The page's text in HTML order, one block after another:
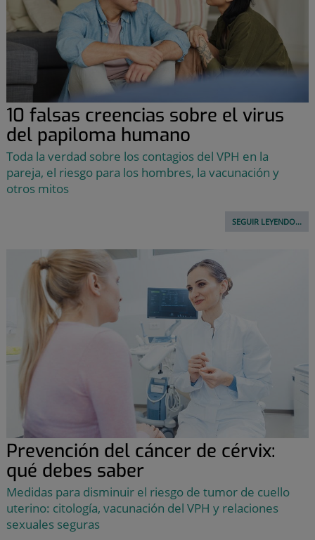
10 falsas creencias sobre el virus
del papiloma humano
Toda la verdad sobre los contagios del VPH en la
pareja, el riesgo para los hombres, la vacunación y
otros mitos
SEGUIR LEYENDO...
Prevención del cáncer de cérvix:
qué debes saber
Medidas para disminuir el riesgo de tumor de cuello
uterino: citología, vacunación del VPH y relaciones
sexuales seguras